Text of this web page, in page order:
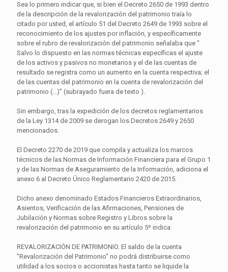
Sea lo primero indicar que, si bien el Decreto 2650 de 1993 dentro
de la descripción de la revalorización del patrimonio traía lo
citado por usted, el artículo 51 del Decreto 2649 de 1993 sobre el
reconocimiento de los ajustes por inflación, y específicamente
sobre el rubro de revalorización del patrimonio señalaba que "
Salvo lo dispuesto en las normas técnicas específicas el ajuste
de los activos y pasivos no monetarios y el de las cuentas de
resultado se registra como un aumento en la cuenta respectiva; el
de las cuentas del patrimonio en la cuenta de revalorización del
patrimonio (...)” (subrayado fuera de texto ).
Sin embargo, tras la expedición de los decretos reglamentarios
de la Ley 1314 de 2009 se derogan los Decretos 2649 y 2650
mencionados.
El Decreto 2270 de 2019 que compila y actualiza los marcos
técnicos de las Normas de Información Financiera para el Grupo 1
y de las Normas de Aseguramiento de la Información, adiciona el
anexo 6 al Decreto Único Reglamentario 2420 de 2015.
Dicho anexo denominado Estados Financieros Extraordinarios,
Asientos, Verificación de las Afirmaciones, Pensiones de
Jubilación y Normas sobre Registro y Libros sobre la
revalorización del patrimonio en su artículo 5º indica:
REVALORIZACIÓN DE PATRIMONIO. El saldo de la cuenta
"Revalorización del Patrimonio" no podrá distribuirse como
utilidad a los socios o accionistas hasta tanto se liquide la